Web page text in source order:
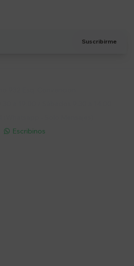
Suscribirme
 Escribinos